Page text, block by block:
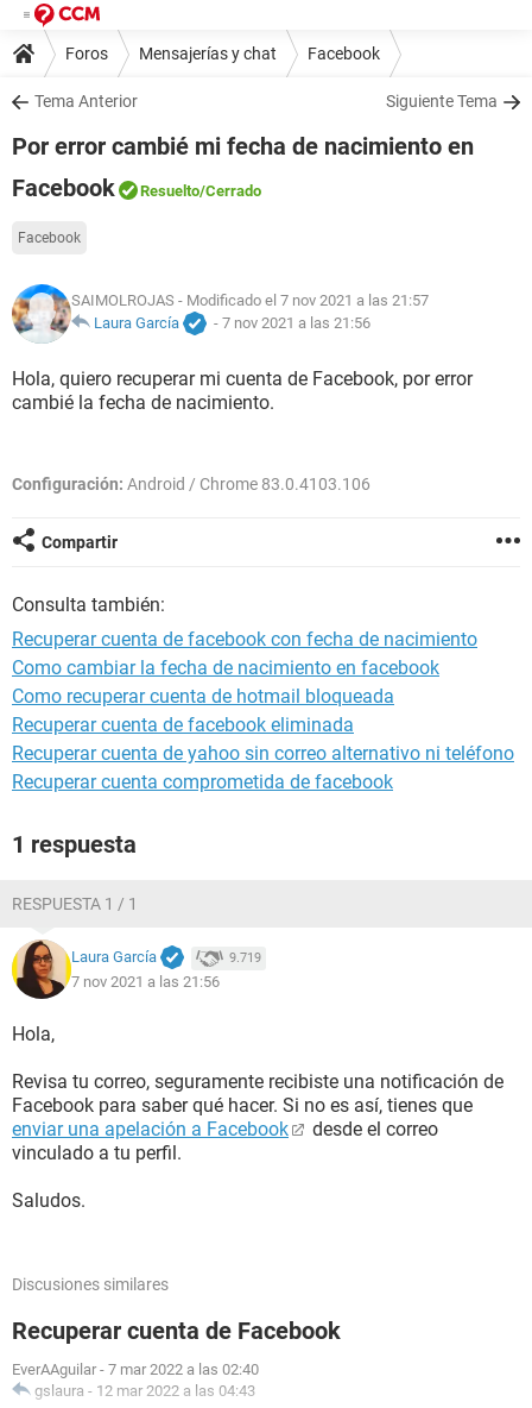
Foros Mensajerías y chat Facebook
Tema Anterior Siguiente Tema
Por error cambié mi fecha de nacimiento en
Facebook
Resuelto/Cerrado
Facebook
SAIMOLROJAS - Modificado el 7 nov 2021 a las 21:57
Laura García
- 7 nov 2021 a las 21:56
Hola, quiero recuperar mi cuenta de Facebook, por error
cambié la fecha de nacimiento.
Configuración: Android / Chrome 83.0.4103.106
Compartir
Consulta también:
Recuperar cuenta de facebook con fecha de nacimiento
Como cambiar la fecha de nacimiento en facebook
Como recuperar cuenta de hotmail bloqueada
Recuperar cuenta de facebook eliminada
Recuperar cuenta de yahoo sin correo alternativo ni teléfono
Recuperar cuenta comprometida de facebook
1 respuesta
RESPUESTA 1 / 1
Laura García 9.719
7 nov 2021 a las 21:56
Hola,
Revisa tu correo, seguramente recibiste una notificación de
Facebook para saber qué hacer. Si no es así, tienes que
enviar una apelación a Facebook
desde el correo
vinculado a tu perfil.
Saludos.
Discusiones similares
Recuperar cuenta de Facebook
EverAAguilar - 7 mar 2022 a las 02:40
gslaura - 12 mar 2022 a las 04:43